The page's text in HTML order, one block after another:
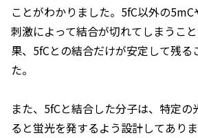
ことがわかりました。5fC以外の
刺激によって結合が切れてしまうこ
果、5fCとの結合だけが安定して残る
た。
また、5fCと結合した分子は、特定の
ると蛍光を発するよう設計してあり